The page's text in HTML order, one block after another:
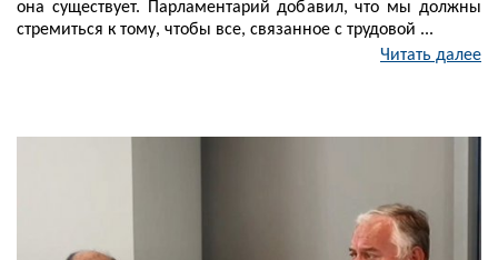
она существует. Парламентарий добавил, что мы должны
стремиться к тому, чтобы все, связанное с трудовой ...
Читать далее